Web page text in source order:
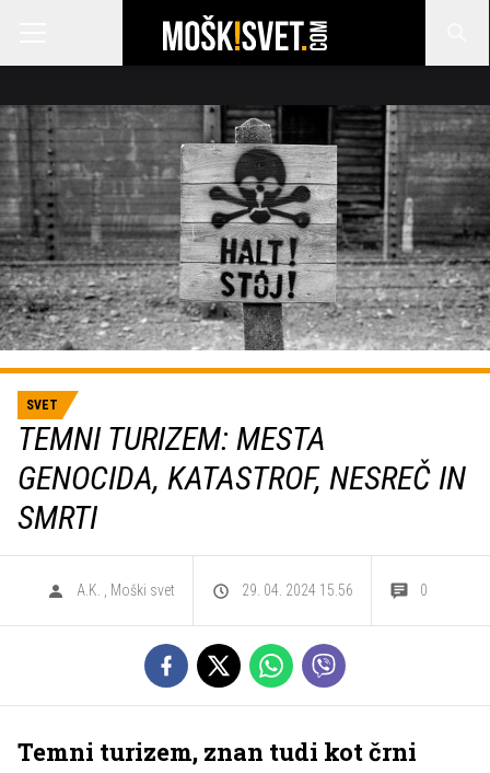
SVET
TEMNI TURIZEM: MESTA
GENOCIDA, KATASTROF, NESREČ IN
SMRTI
A.K. Moški svet 29. 04. 2024 15.56 0
Temni turizem, znan tudi kot črni